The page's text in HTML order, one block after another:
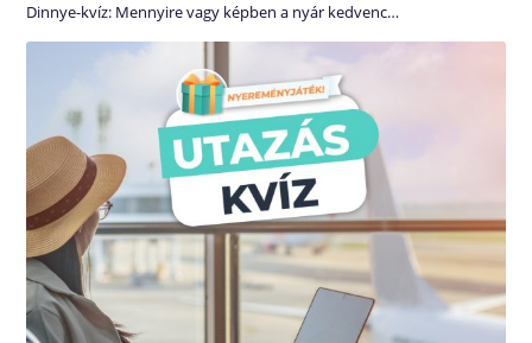
Dinnye-kvíz: Mennyire vagy képben a nyár kedvenc…